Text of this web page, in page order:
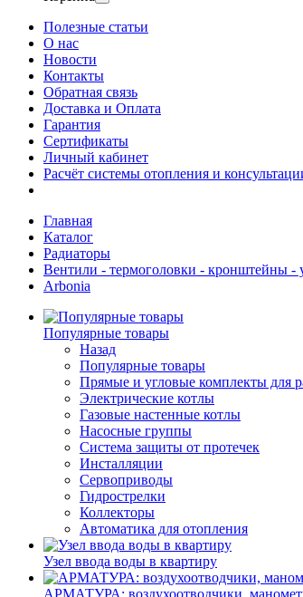
Полезные статьи
О нас
Новости
Контакты
Обратная связь
Доставка и Оплата
Гарантия
Сертификаты
Личный кабинет
Расчёт системы отопления и
Главная
Каталог
Радиаторы
Вентили - термоголовки - кронштейны -
Arbonia
Популярные товары
Назад
Популярные товары
Прямые и угловые комплекты для
Электрические котлы
Газовые настенные котлы
Насосные группы
Система защиты от протечек
Инсталляции
Сервоприводы
Гидрострелки
Коллекторы
Автоматика для отопления
Узел ввода воды в квартиру
АРМАТУРА: воздухоотводчики,